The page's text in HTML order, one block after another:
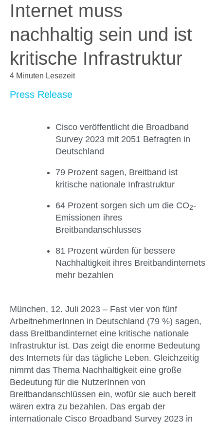
Internet muss
nachhaltig sein und ist
kritische Infrastruktur
4 Minuten Lesezeit
Press Release
Cisco veröffentlicht die Broadband
Survey 2023 mit 2051 Befragten in
Deutschland
79 Prozent sagen, Breitband ist
kritische nationale Infrastruktur
64 Prozent sorgen sich um die CO2-
Emissionen ihres
Breitbandanschlusses
81 Prozent würden für bessere
Nachhaltigkeit ihres Breitbandinternets
mehr bezahlen
München, 12. Juli 2023 – Fast vier von fünf
ArbeitnehmerInnen in Deutschland (79 %) sagen,
dass Breitbandinternet eine kritische nationale
Infrastruktur ist. Das zeigt die enorme Bedeutung
des Internets für das tägliche Leben. Gleichzeitig
nimmt das Thema Nachhaltigkeit eine große
Bedeutung für die NutzerInnen von
Breitbandanschlüssen ein, wofür sie auch bereit
wären extra zu bezahlen. Das ergab der
internationale Cisco Broadband Survey 2023 in